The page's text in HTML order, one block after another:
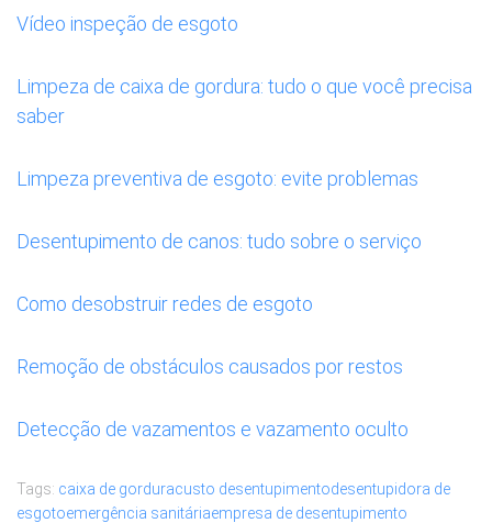
Vídeo inspeção de esgoto
Limpeza de caixa de gordura: tudo o que você precisa
saber
Limpeza preventiva de esgoto: evite problemas
Desentupimento de canos: tudo sobre o serviço
Como desobstruir redes de esgoto
Remoção de obstáculos causados por restos
Detecção de vazamentos e vazamento oculto
Tags: caixa de gorduracusto desentupimentodesentupidora de
esgotoemergência sanitáriaempresa de desentupimento